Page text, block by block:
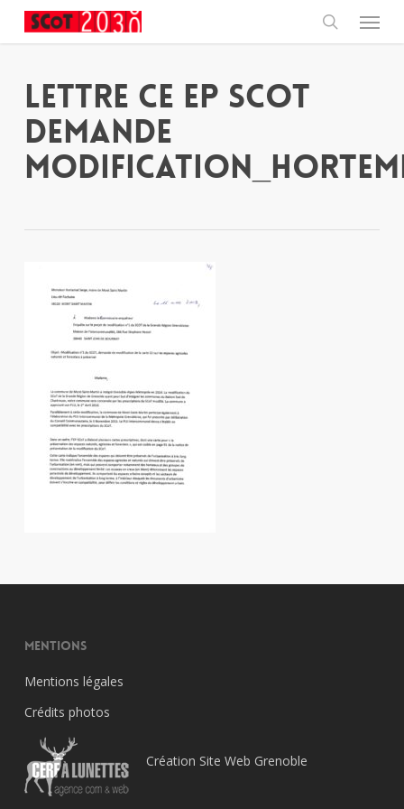
main
content search
Menu
Lettre CE EP SCOT
demande
Mentions
Mentions légales
Crédits photos
Création Site Web Grenoble